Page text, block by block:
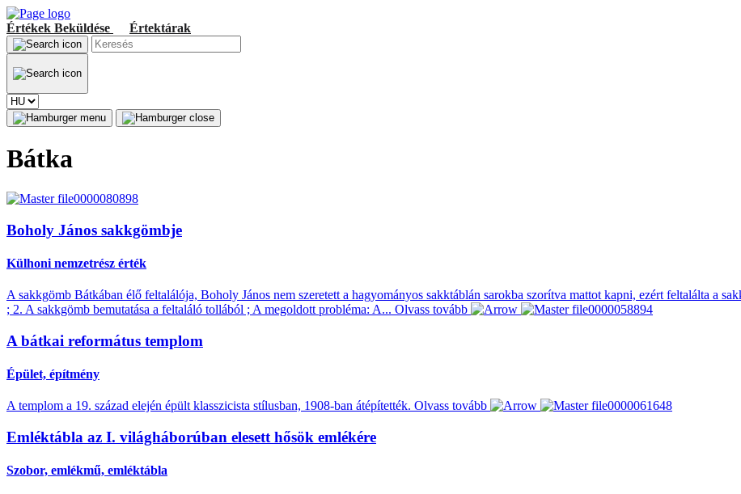
Értékek Beküldése Értektárak
Bátka
Boholy János sakkgömbje
Külhoni nemzetrész érték
A sakkgömb Bátkában élő feltalálója, Boholy János nem szeretett a hagyományos sakktáblán sarokba szorítva mattot kapni, ezért feltalálta a
; 2. A sakkgömb bemutatása a feltaláló tollából ; A megoldott probléma: A... Olvass tovább
A bátkai református templom
Épület, építmény
A templom a 19. század elején épült klasszicista stílusban, 1908-ban átépítették. Olvass tovább
Emléktábla az I. világháborúban elesett hősök emlékére
Szobor, emlékmű, emléktábla